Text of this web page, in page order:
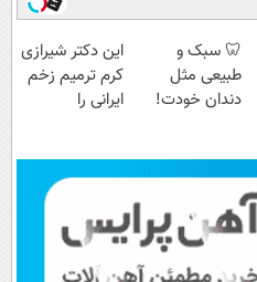
🦷 سبک و
طبیعی مثل
دندان خودت!
💳 📍 تهران
این دکتر شیرازی
کرم ترمیم زخم
ایرانی را